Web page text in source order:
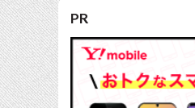
PR